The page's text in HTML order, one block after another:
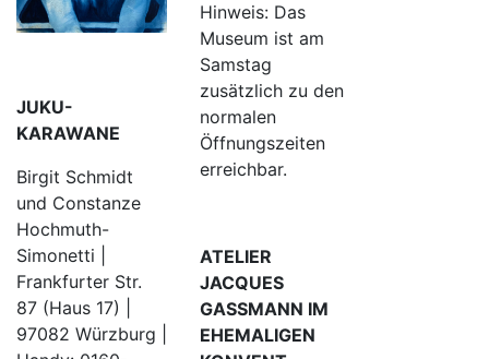
JUKU-
KARAWANE
Birgit Schmidt
und Constanze
Hochmuth-
Simonetti |
Frankfurter Str.
87 (Haus 17) |
97082 Würzburg |
Hinweis: Das
Museum ist am
Samstag
zusätzlich zu den
normalen
Öffnungszeiten
erreichbar.
ATELIER
JACQUES
GASSMANN IM
EHEMALIGEN